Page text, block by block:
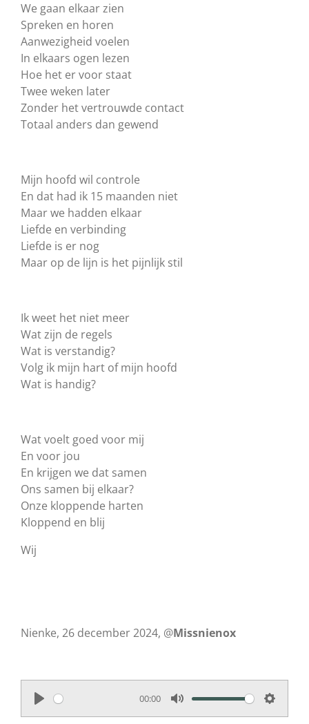
We gaan elkaar zien
Spreken en horen
Aanwezigheid voelen
In elkaars ogen lezen
Hoe het er voor staat
Twee weken later
Zonder het vertrouwde contact
Totaal anders dan gewend
Mijn hoofd wil controle
En dat had ik 15 maanden niet
Maar we hadden elkaar
Liefde en verbinding
Liefde is er nog
Maar op de lijn is het pijnlijk stil
Ik weet het niet meer
Wat zijn de regels
Wat is verstandig?
Volg ik mijn hart of mijn hoofd
Wat is handig?
Wat voelt goed voor mij
En voor jou
En krijgen we dat samen
Ons samen bij elkaar?
Onze kloppende harten
Kloppend en blij
Wij
Nienke, 26 december 2024, @Missnienox
P
00:00
M
S